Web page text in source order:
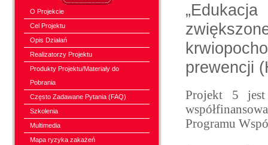
O Projekcie
Cel Projektu
Opis Działań
Realizatorzy Projektu
Produkty Projektu/Materiały do
Pobrania
Często Zadawane Pytania (FAQ)
Szkolenia
Multimedia
Mapa ryzyka zakażeń
prewencji
Projekt 5 jest
Programu